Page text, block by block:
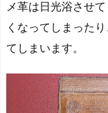
メ革は日光浴させ
くなってしまった
てしまいます。